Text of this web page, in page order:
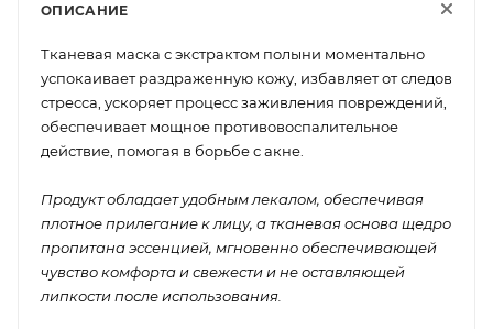
ОПИСАНИЕ
Тканевая маска с экстрактом полыни моментально
успокаивает раздраженную кожу, избавляет от следов
стресса, ускоряет процесс заживления повреждений,
обеспечивает мощное противовоспалительное
действие, помогая в борьбе с акне.
Продукт обладает удобным лекалом, обеспечивая
плотное прилегание к лицу, а тканевая основа щедро
пропитана эссенцией, мгновенно обеспечивающей
чувство комфорта и свежести и не оставляющей
липкости после использования.